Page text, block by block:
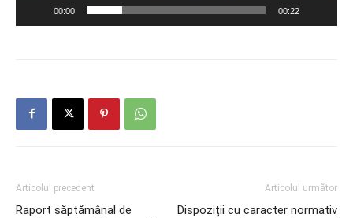
00:00 00:22
Articolul precedent
Raport săptămânal de
Articolul următor
Dispoziții cu caracter normativ